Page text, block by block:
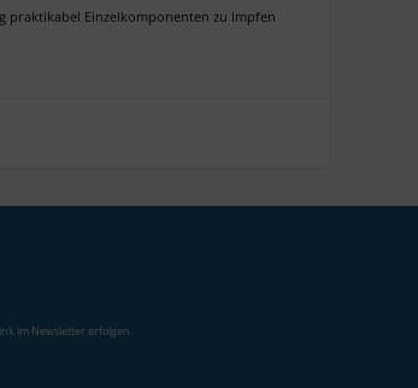
praktikabel Einzelkomponenten zu Impfen
im Newsletter erfolgen.